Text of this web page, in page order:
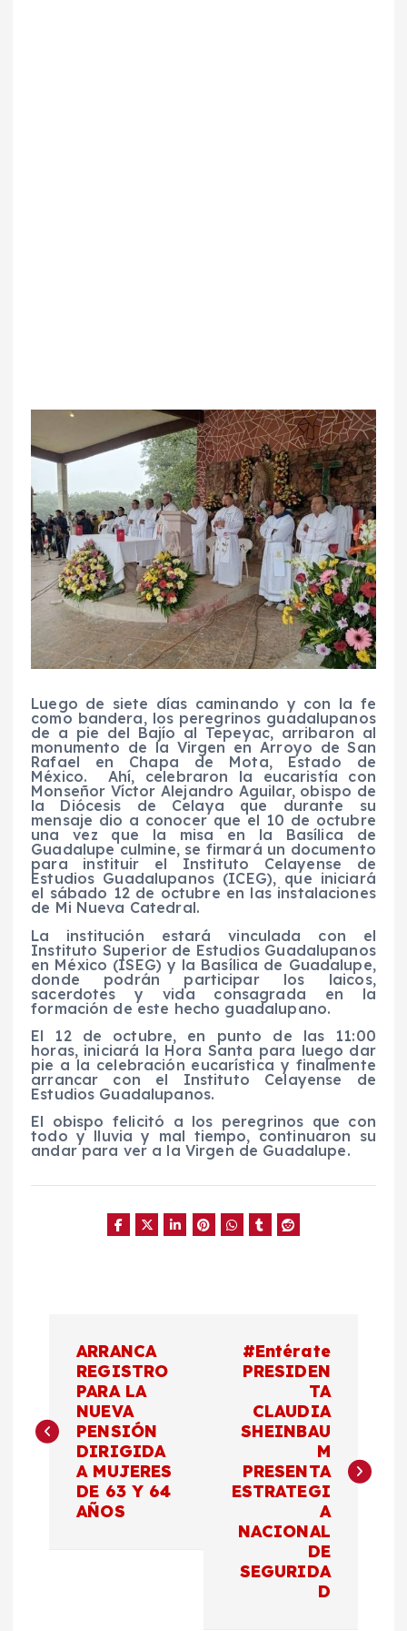
Luego de siete días caminando y con la fe
como bandera, los peregrinos guadalupanos
de a pie del Bajío al Tepeyac, arribaron al
monumento de la Virgen en Arroyo de San
Rafael en Chapa de Mota, Estado de
México.
Ahí, celebraron la eucaristía con
Monseñor Víctor Alejandro Aguilar, obispo de
la Diócesis de Celaya que durante su
mensaje dio a conocer que el 10 de octubre
una vez que la misa en la Basílica de
Guadalupe culmine, se firmará un documento
para instituir el Instituto Celayense de
Estudios Guadalupanos (ICEG), que iniciará
el sábado 12 de octubre en las instalaciones
de Mi Nueva Catedral.
La institución estará vinculada con el
Instituto Superior de Estudios Guadalupanos
en México (ISEG) y la Basílica de Guadalupe,
donde podrán participar los laicos,
sacerdotes y vida consagrada en la
formación de este hecho guadalupano.
El 12 de octubre, en punto de las 11:00
horas, iniciará la Hora Santa para luego dar
pie a la celebración eucarística y finalmente
arrancar con el Instituto Celayense de
Estudios Guadalupanos.
El obispo felicitó a los peregrinos que con
todo y lluvia y mal tiempo, continuaron su
andar para ver a la Virgen de Guadalupe.
v
ARRANCA
REGISTRO
PARA LA
NUEVA
PENSIÓN
DIRIGIDA
A MUJERES
DE 63 Y 64
AÑOS
#Entérate
PRESIDEN
TA
CLAUDIA
SHEINBAU
M
PRESENTA
ESTRATEGI
A
NACIONAL
DE
SEGURIDA
D